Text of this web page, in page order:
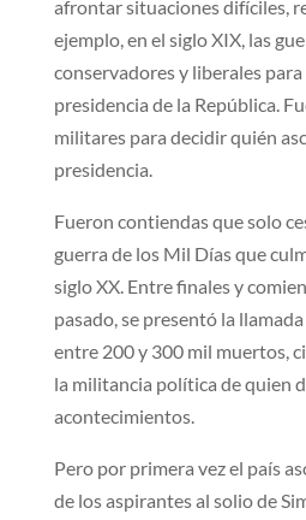
afrontar situaciones difíciles,
ejemplo, en el siglo XIX, las
conservadores y liberales para
presidencia de la República.
militares para decidir quién
presidencia.
Fueron contiendas que solo
guerra de los Mil Días que
siglo XX. Entre finales y
pasado, se presentó la
entre 200 y 300 mil muertos,
la militancia política de quien
acontecimientos.
Pero por primera vez el país
de los aspirantes al solio de